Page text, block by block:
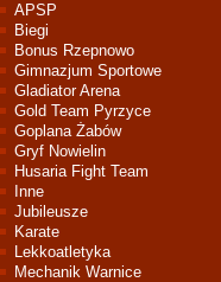
APSP
Biegi
Bonus Rzepnowo
Gimnazjum Sportowe
Gladiator Arena
Gold Team Pyrzyce
Goplana Żabów
Gryf Nowielin
Husaria Fight Team
Inne
Jubileusze
Karate
Lekkoatletyka
Mechanik Warnice